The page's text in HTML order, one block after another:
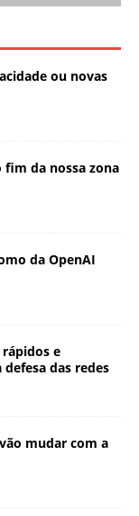
ou novas
fim da nossa zona
da OpenAI
e
das redes
mudar com a